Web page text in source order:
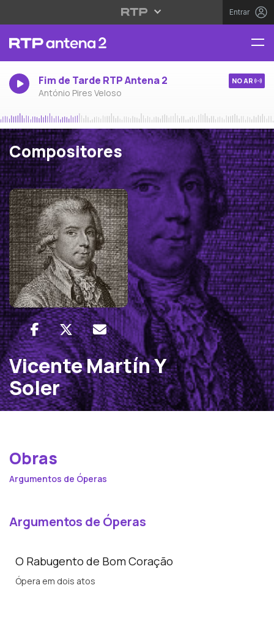
Entrar
Fim de Tarde RTP Antena 2
António Pires Veloso
NO AR
Compositores
Vicente Martín Y
Soler
Obras
Argumentos de Óperas
Argumentos de Óperas
O Rabugento de Bom Coração
Ópera em dois atos